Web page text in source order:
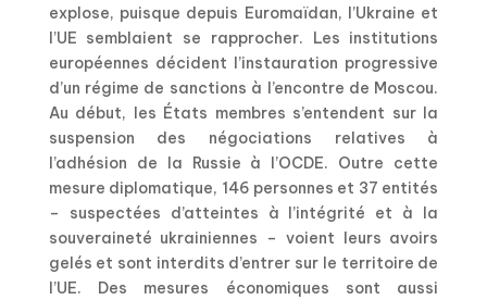
explose, puisque depuis Euromaïdan, l’Ukraine et
l’UE semblaient se rapprocher. Les institutions
européennes décident l’instauration progressive
d’un régime de sanctions à l’encontre de Moscou.
Au début, les États membres s’entendent sur la
suspension des négociations relatives à
l’adhésion de la Russie à l’OCDE. Outre cette
mesure diplomatique, 146 personnes et 37 entités
– suspectées d’atteintes à l’intégrité et à la
souveraineté ukrainiennes – voient leurs avoirs
gelés et sont interdits d’entrer sur le territoire de
l’UE. Des mesures économiques sont aussi